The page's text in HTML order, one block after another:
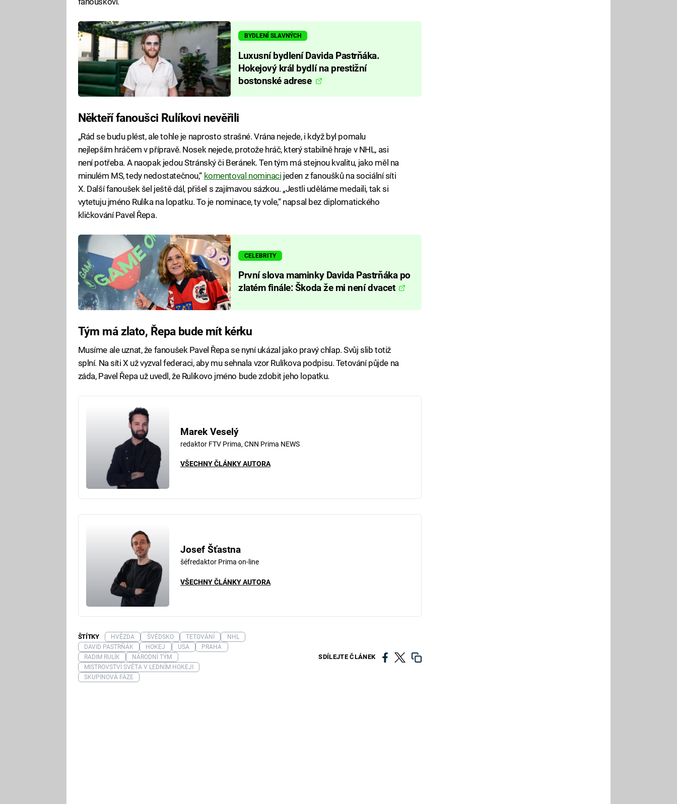
BYDLENÍ SLAVNÝCH
Luxusní bydlení Davida Pastrňáka.
Hokejový král bydlí na prestižní
bostonské adrese
Někteří fanoušci Rulíkovi nevěřili
„Rád se budu plést, ale tohle je naprosto strašné. Vrána nejede, i když byl pomalu
nejlepším hráčem v přípravě. Nosek nejede, protože hráč, který stabilně hraje v NHL, asi
není potřeba. A naopak jedou Stránský či Beránek. Ten tým má stejnou kvalitu, jako měl na
minulém MS, tedy nedostatečnou,“ komentoval nominaci jeden z fanoušků na sociální síti
X. Další fanoušek šel ještě dál, přišel s zajímavou sázkou. „Jestli uděláme medaili, tak si
vytetuju jméno Rulíka na lopatku. To je nominace, ty vole,“ napsal bez diplomatického
kličkování Pavel Řepa.
CELEBRITY
První slova maminky Davida Pastrňáka po
zlatém finále: Škoda že mi není dvacet
Tým má zlato, Řepa bude mít kérku
Musíme ale uznat, že fanoušek Pavel Řepa se nyní ukázal jako pravý chlap. Svůj slib totiž
splní. Na síti X už vyzval federaci, aby mu sehnala vzor Rulíkova podpisu. Tetování půjde na
záda, Pavel Řepa už uvedl, že Rulíkovo jméno bude zdobit jeho lopatku.
Marek Veselý
redaktor FTV Prima, CNN Prima NEWS
VŠECHNY ČLÁNKY AUTORA
Josef Šťastna
šéfredaktor Prima on-line
VŠECHNY ČLÁNKY AUTORA
SDÍLEJTE ČLÁNEK
ŠTÍTKY HVĚZDA ŠVÉDSKO TETOVÁNÍ
NHL
DAVID PASTRŇÁK
HOKEJ USA
PRAHA
RADIM RULÍK
NÁRODNÍ TÝM
MISTROVSTVÍ SVĚTA V LEDNÍM HOKEJI
SKUPINOVÁ FÁZE